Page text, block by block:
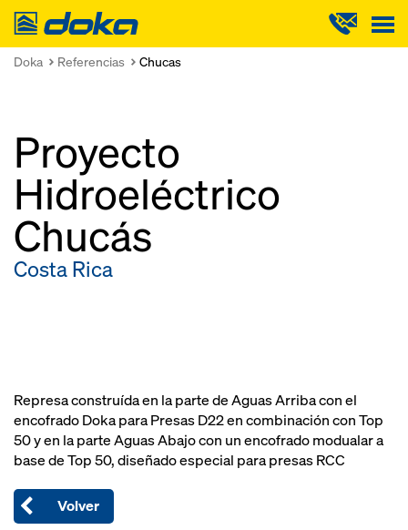
Doka
Doka Referencias Chucas
Proyecto
Hidroeléctrico
Chucás
Costa Rica
Represa construída en la parte de Aguas Arriba con el
encofrado Doka para Presas D22 en combinación con Top
50 y en la parte Aguas Abajo con un encofrado modualar a
base de Top 50, diseñado especial para presas RCC
Volver